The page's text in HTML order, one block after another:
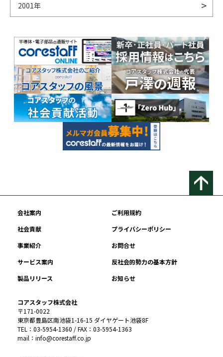
2001年
会社案内
ご利用規約
社会貢献
プライバシーポリシー
事業紹介
お問合せ
サービス案内
反社会的勢力の基本方針
製品リリース
お知らせ
コアスタッフ株式会社
〒171-0022
東京都豊島区南池袋1-16-15 ダイヤゲート池袋8F
TEL：03-5954-1360 / FAX：03-5954-1363
mail：info@corestaff.co.jp